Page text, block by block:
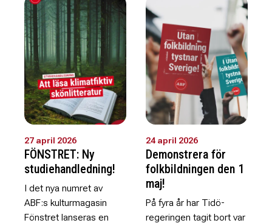
27 april 2026
FÖNSTRET: Ny
studiehandledning!
I det nya numret av
ABF:s kulturmagasin
Fönstret lanseras en
24 april 2026
Demonstrera för
folkbildningen den 1
maj!
På fyra år har Tidö-
regeringen tagit bort var